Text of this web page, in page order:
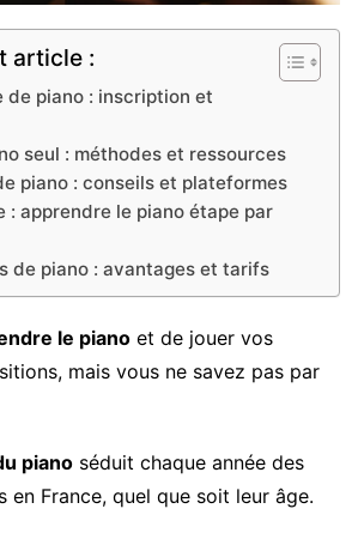
article :
de piano : inscription et
seul : méthodes et ressources
piano : conseils et plateformes
: apprendre le piano étape par
de piano : avantages et tarifs
le piano et de jouer vos
mais vous ne savez pas par
piano séduit chaque année des
en France, quel que soit leur âge.